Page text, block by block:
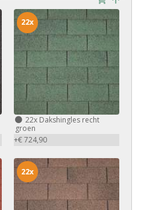
22xDakshingles recht
groen
+€ 724,90
22x
22x